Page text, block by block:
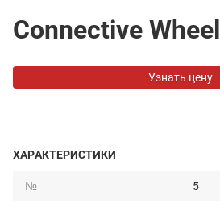
Connective Wheel
Узнать цену
ХАРАКТЕРИСТИКИ
№
5